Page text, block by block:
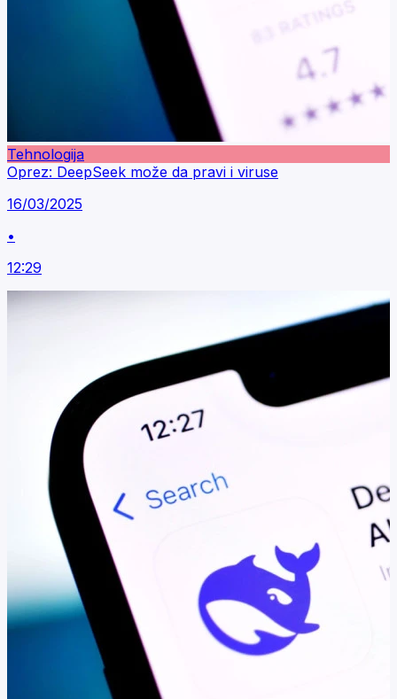
Tehnologija
Oprez: DeepSeek može da pravi i viruse
16/03/2025
•
12:29